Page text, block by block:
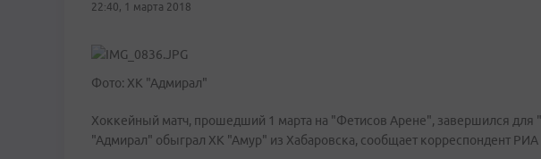
22:40, 1 марта 2018
Фото: ХК "Адмирал"
Хоккейный матч, прошедший 1 марта на "Фетисов Арене", завершился для
"Адмирал" обыграл ХК "Амур" из Хабаровска, сообщает корреспондент РИА